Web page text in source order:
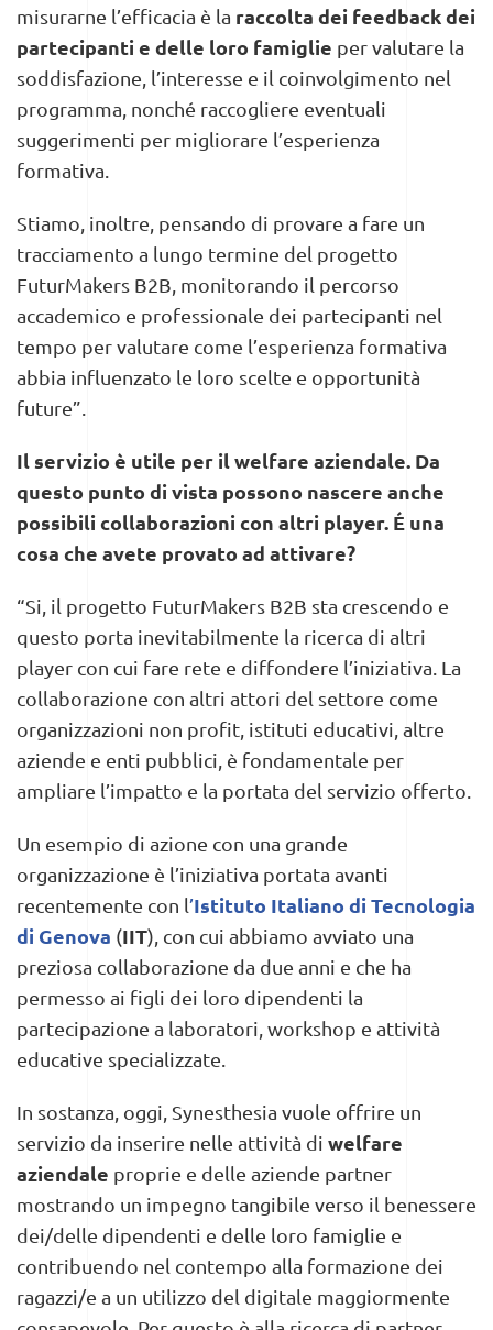
misurarne l’efficacia è la raccolta dei feedback dei
partecipantie delle loro famiglie per valutare la
soddisfazione, l’interesse e il coinvolgimento nel
programma, nonché raccogliere eventuali
suggerimenti per migliorare l’esperienza
formativa.
Stiamo, inoltre, pensando di provare a fare un
tracciamento a lungo termine del progetto
FuturMakers B2B, monitorando il percorso
accademico e professionale dei partecipanti nel
tempo per valutare come l’esperienza formativa
abbia influenzato le loro scelte e opportunità
future”.
Il servizio è utile per il welfare aziendale. Da
questo punto di vista possono nascere anche
possibili collaborazioni con altri player. É una
cosa che avete provato ad attivare?
“Si, il progetto FuturMakers B2B sta crescendo e
questo porta inevitabilmente la ricerca di altri
player con cui fare rete e diffondere l’iniziativa. La
collaborazione con altri attori del settore come
organizzazioni non profit, istituti educativi, altre
aziende e enti pubblici, è fondamentale per
ampliare l’impatto e la portata del servizio offerto.
Un esempio di azione con una grande
organizzazione è l’iniziativa portata avanti
recentemente con l’Istituto Italiano di Tecnologia
di Genova (IIT), con cui abbiamo avviato una
preziosa collaborazione da due anni e che ha
permesso ai figli dei loro dipendenti la
partecipazione a laboratori, workshop e attività
educative specializzate.
In sostanza, oggi, Synesthesia vuole offrire un
servizio da inserire nelle attività di welfare
aziendale proprie e delle aziende partner
mostrando un impegno tangibile verso il benessere
dei/delle dipendenti e delle loro famiglie e
contribuendo nel contempo alla formazione dei
ragazzi/e a un utilizzo del digitale maggiormente